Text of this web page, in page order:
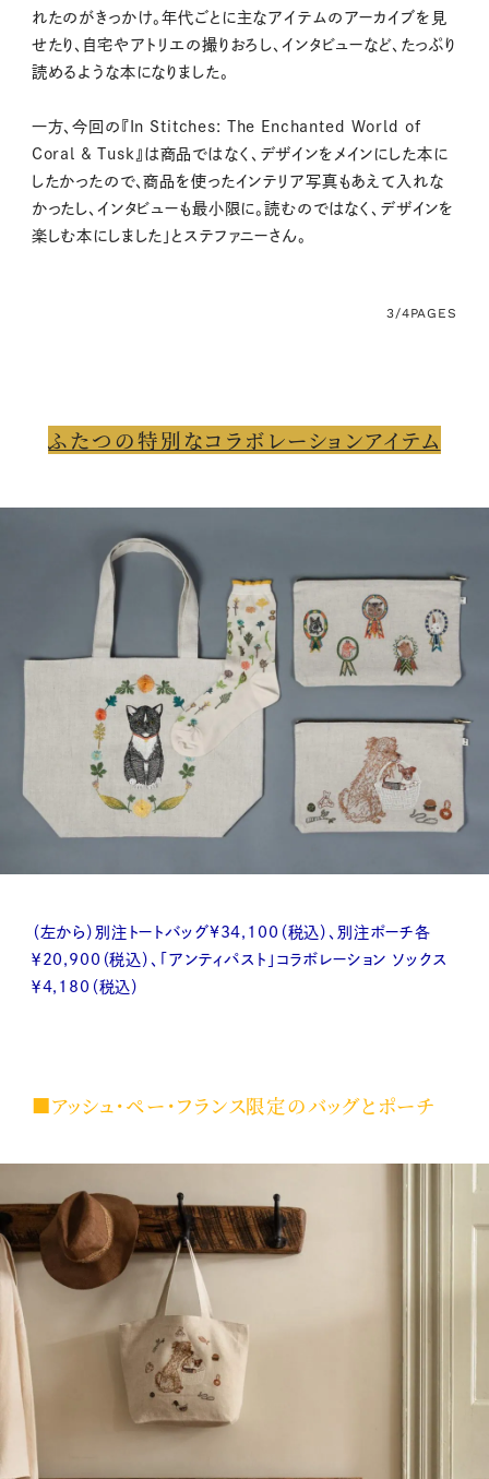
れたのがきっかけ。年代ごとに主なアイテムのアーカイブを見
せたり、自宅やアトリエの撮りおろし、インタビューなど、たっぷり
読めるような本になりました。
一方、今回の『In Stitches: The Enchanted World of
Coral & Tusk』は商品ではなく、デザインをメインにした本に
したかったので、商品を使ったインテリア写真もあえて入れな
かったし、インタビューも最小限に。読むのではなく、デザインを
楽しむ本にしました」とステファニーさん。
3/4PAGES
ふたつの特別なコラボレーションアイテム
（左から）別注トートバッグ¥34,100（税込）、別注ポーチ各
￥20,900（税込）、「アンティパスト」コラボレーション ソックス
￥4,180（税込）
■アッシュ・ペー・フランス限定のバッグとポーチ